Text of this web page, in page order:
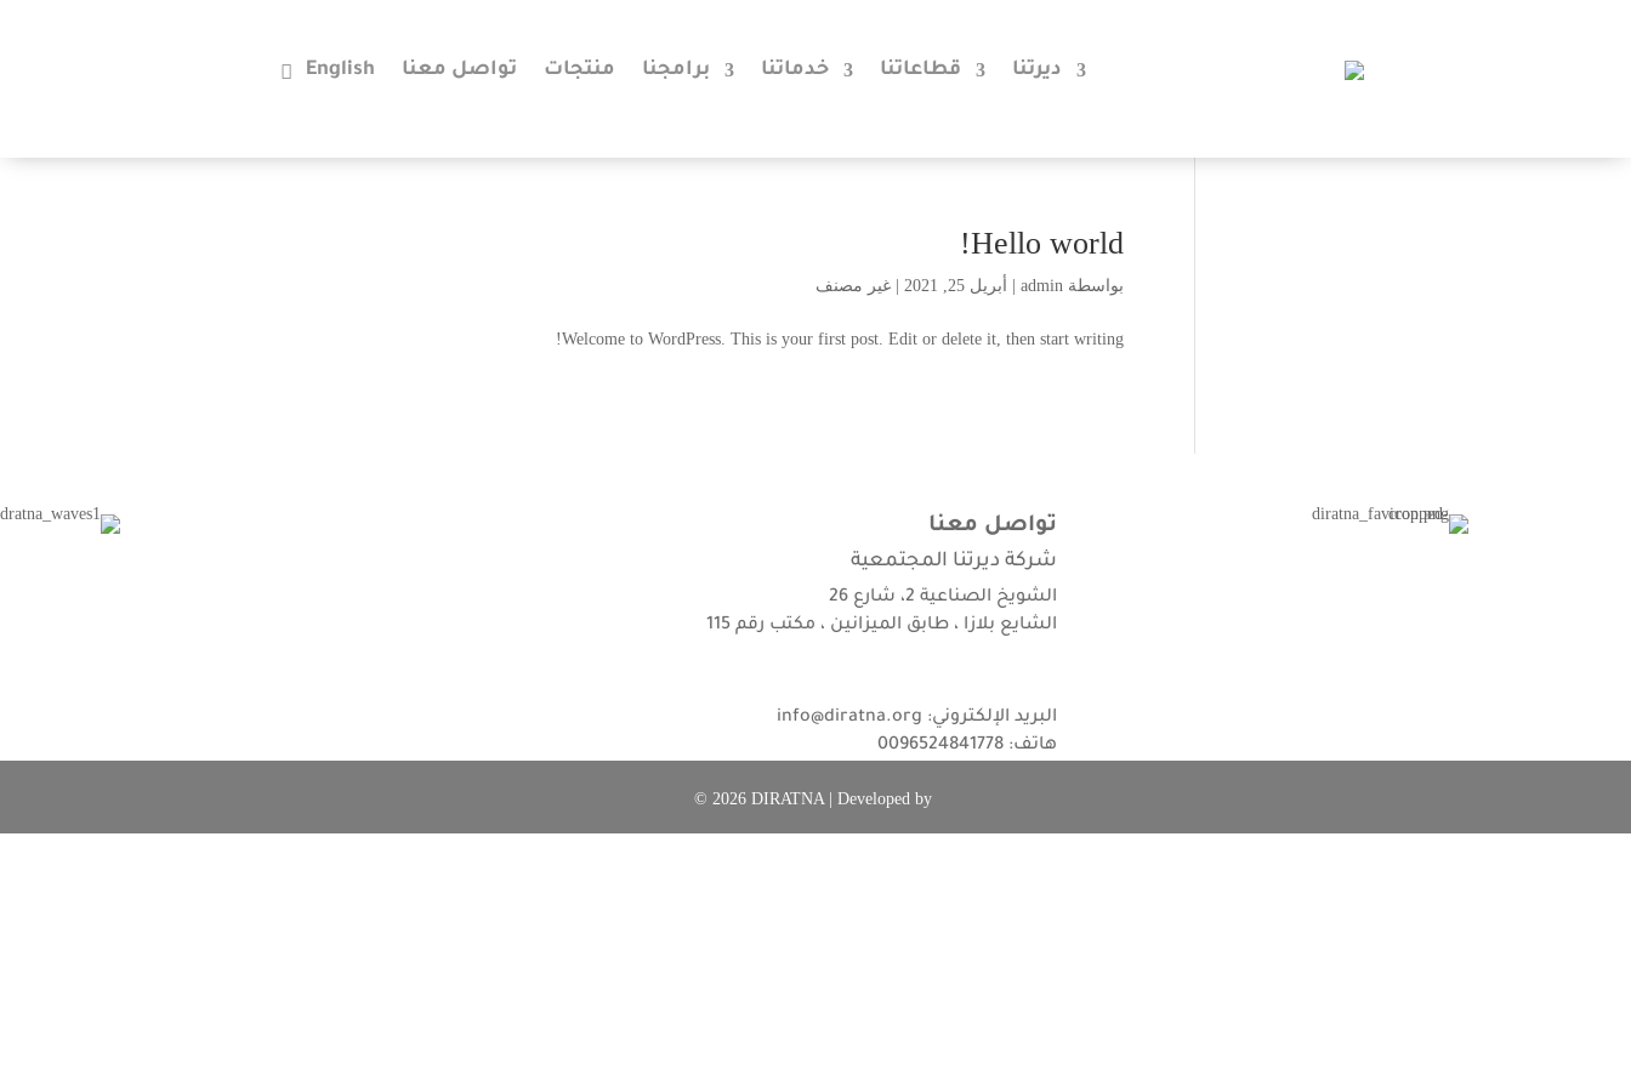
ديرتنا قطاعاتنا خدماتنا برامجنا منتجات تواصل معنا English
Hello world!
بواسطة admin
| أبريل 25, 2021 | غير مصنف
Welcome to WordPress. This is your first post. Edit or delete it, then start writing!
تواصل معنا
شركة ديرتنا المجتمعية
الشويخ الصناعية 2، شارع 26
الشايع بلازا ، طابق الميزانين ، مكتب رقم 115
البريد الإلكتروني: info@diratna.org
هاتف: 0096524841778
© 2026 DIRATNA | Developed by